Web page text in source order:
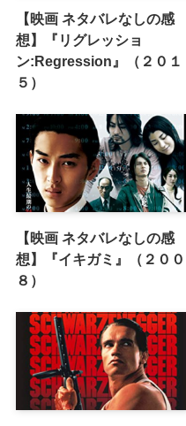
【映画 ネタバレなしの感
想】『リグレッショ
ン:Regression』（２０１
５）
【映画 ネタバレなしの感
想】『イキガミ』（２００
８）